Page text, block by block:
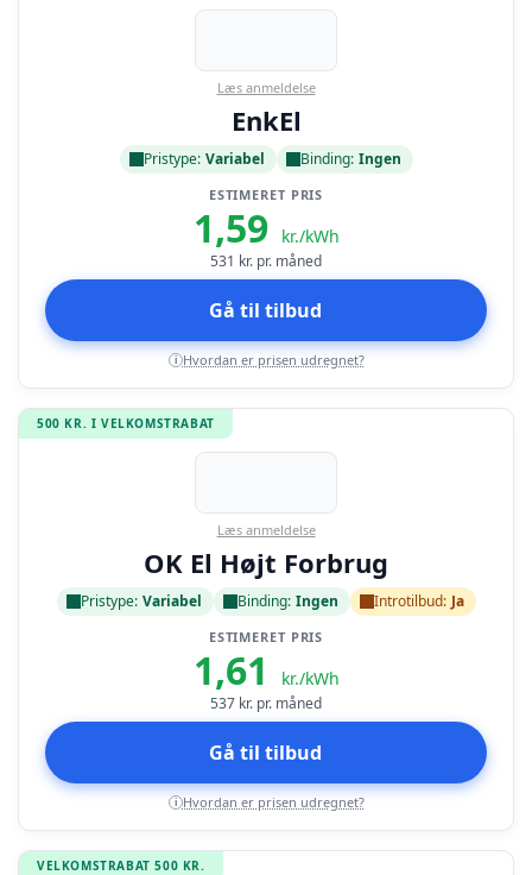
Læs anmeldelse
EnkEl
Pristype: Variabel Binding: Ingen
ESTIMERET PRIS
1,59 kr./kWh
531 kr. pr. måned
Gå til tilbud
i Hvordan er prisen udregnet?
500 KR. I VELKOMSTRABAT
Læs anmeldelse
OK El Højt Forbrug
Pristype: Variabel Binding: Ingen Introtilbud: Ja
ESTIMERET PRIS
1,61 kr./kWh
537 kr. pr. måned
Gå til tilbud
i Hvordan er prisen udregnet?
VELKOMSTRABAT 500 KR.